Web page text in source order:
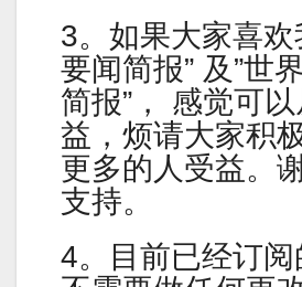
3。如果大家喜欢
要闻简报” 及”世
简报”， 感觉可
益，烦请大家积
更多的人受益。
支持。
4。目前已经订阅